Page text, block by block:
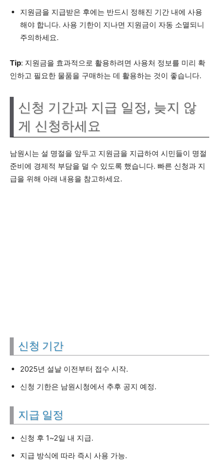
지원금을 지급받은 후에는 반드시 정해진 기간 내에 사용
해야 합니다. 사용 기한이 지나면 지원금이 자동 소멸되니
주의하세요.
Tip: 지원금을 효과적으로 활용하려면 사용처 정보를 미리 확
인하고 필요한 물품을 구매하는 데 활용하는 것이 좋습니다.
신청 기간과 지급 일정, 늦지 않
게 신청하세요
남원시는 설 명절을 앞두고 지원금을 지급하여 시민들이 명절
준비에 경제적 부담을 덜 수 있도록 했습니다. 빠른 신청과 지
급을 위해 아래 내용을 참고하세요.
신청 기간
2025년 설날 이전부터 접수 시작.
신청 기한은 남원시청에서 추후 공지 예정.
지급 일정
신청 후 1~2일 내 지급.
지급 방식에 따라 즉시 사용 가능.